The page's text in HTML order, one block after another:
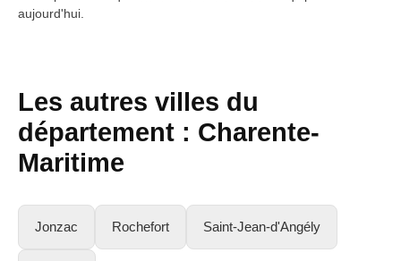
aujourd'hui.
Les autres villes du
département : Charente-
Maritime
Jonzac Rochefort Saint-Jean-d'Angély